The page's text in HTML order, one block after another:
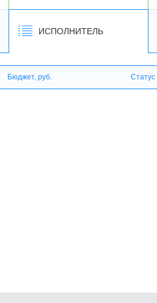
ИСПОЛНИТЕЛЬ
Бюджет, руб. Статус